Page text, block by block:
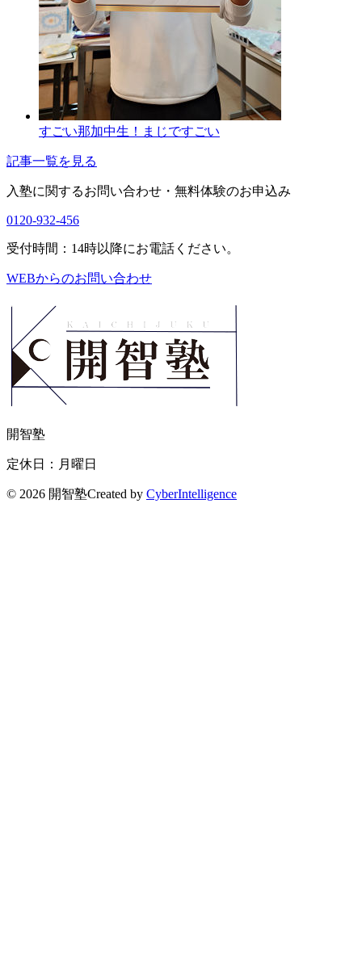
すごい那加中生！まじですごい
記事一覧を見る
入塾に関するお問い合わせ・ 無料体験のお申込み
0120-932-456
受付時間：14時以降にお電話ください。
WEBからのお問い合わせ
開智塾
定休日：月曜日
© 2026 開智塾Created by CyberIntelligence